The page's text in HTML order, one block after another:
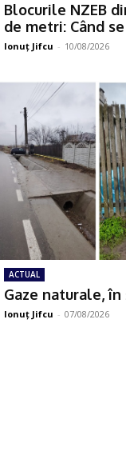
Blocurile NZEB
de metri: Când
Ionuţ Jifcu - 10/08/2026
ACTUAL
Gaze naturale,
Ionuţ Jifcu - 07/08/2026